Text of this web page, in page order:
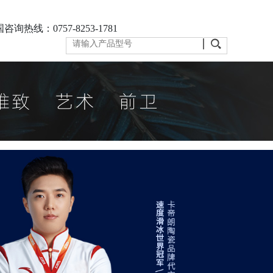
咨询热线：0757-8253-1781